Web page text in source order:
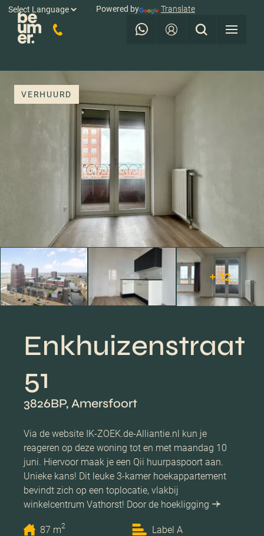
Powered by Translate
VERHUURD
+ 12
Enkhuizenstraat
51
3826BP, Amersfoort
Via de website IK-ZOEK.de-Alliantie.nl kun je
reageren op deze woning tot en met maandag 10
juni. Hiervoor maak je een Qii huurpaspoort aan.
Unieke kans! Dit leuke 3-kamer hoekappartement
bevindt zich op een toplocatie, vlakbij
winkelcentrum Vathorst! Door de hoekligging
87 m2 Label A